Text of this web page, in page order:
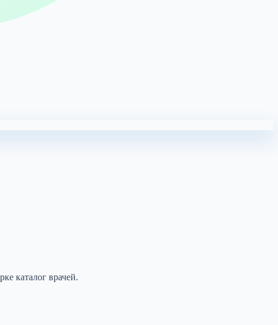
каталог врачей.